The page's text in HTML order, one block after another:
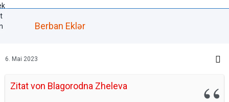
Berban Eklər
6. Mai 2023
Zitat von Blagorodna Zheleva